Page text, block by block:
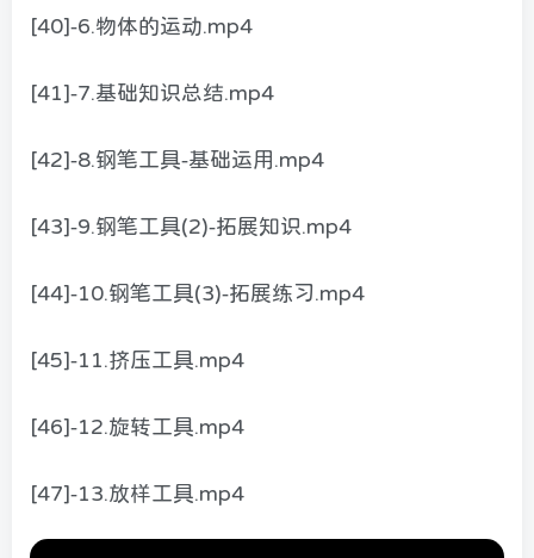
[40]-6.物体的运动.mp4
[41]-7.基础知识总结.mp4
[42]-8.钢笔工具-基础运用.mp4
[43]-9.钢笔工具(2)-拓展知识.mp4
[44]-10.钢笔工具(3)-拓展练习.mp4
[45]-11.挤压工具.mp4
[46]-12.旋转工具.mp4
[47]-13.放样工具.mp4